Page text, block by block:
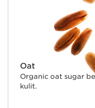
Oat
Organic oat sugar
kulit.